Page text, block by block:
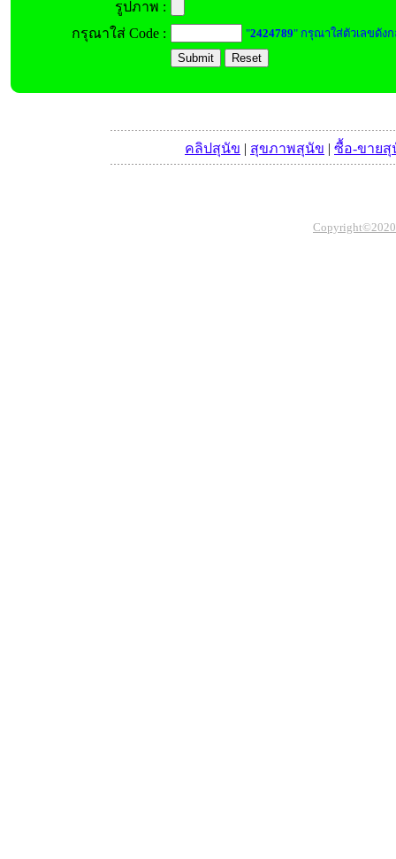
รูปภาพ :
กรุณาใส่ Code :
"2424789" กรุณาใส่ตัวเลขดัง
คลิปสุนัข | สุขภาพสุนัข | ซื้อ-ขายสุ
Copyright©2020